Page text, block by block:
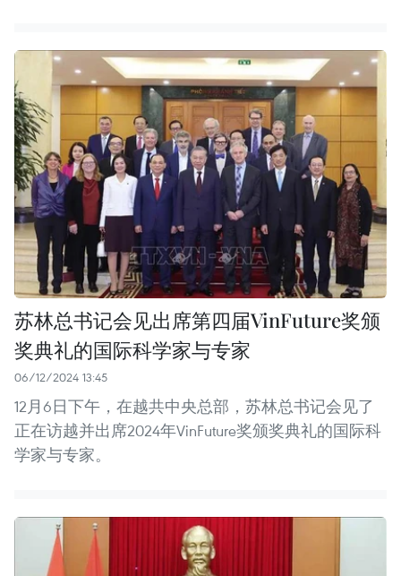
苏林总书记会见出席第四届VinFuture奖颁
奖典礼的国际科学家与专家
06/12/2024 13:45
12月6日下午，在越共中央总部，苏林总书记会见了
正在访越并出席2024年VinFuture奖颁奖典礼的国际科
学家与专家。